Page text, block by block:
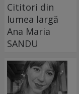
Cititori din
lumea largă
Ana Maria
SANDU